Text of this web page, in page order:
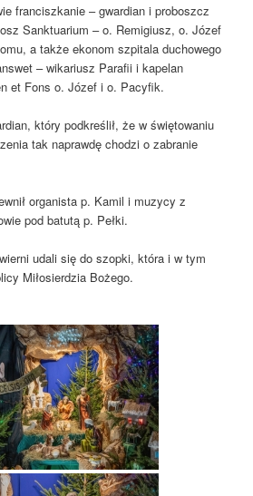
franciszkanie – gwardian i proboszcz
Sanktuarium – o. Remigiusz, o. Józef
a także ekonom szpitala duchowego
– wikariusz Parafii i kapelan
et Fons o. Józef i o. Pacyfik.
który podkreślił, że w świętowaniu
tak naprawdę chodzi o zabranie
organista p. Kamil i muzycy z
pod batutą p. Pełki.
udali się do szopki, która i w tym
Miłosierdzia Bożego.